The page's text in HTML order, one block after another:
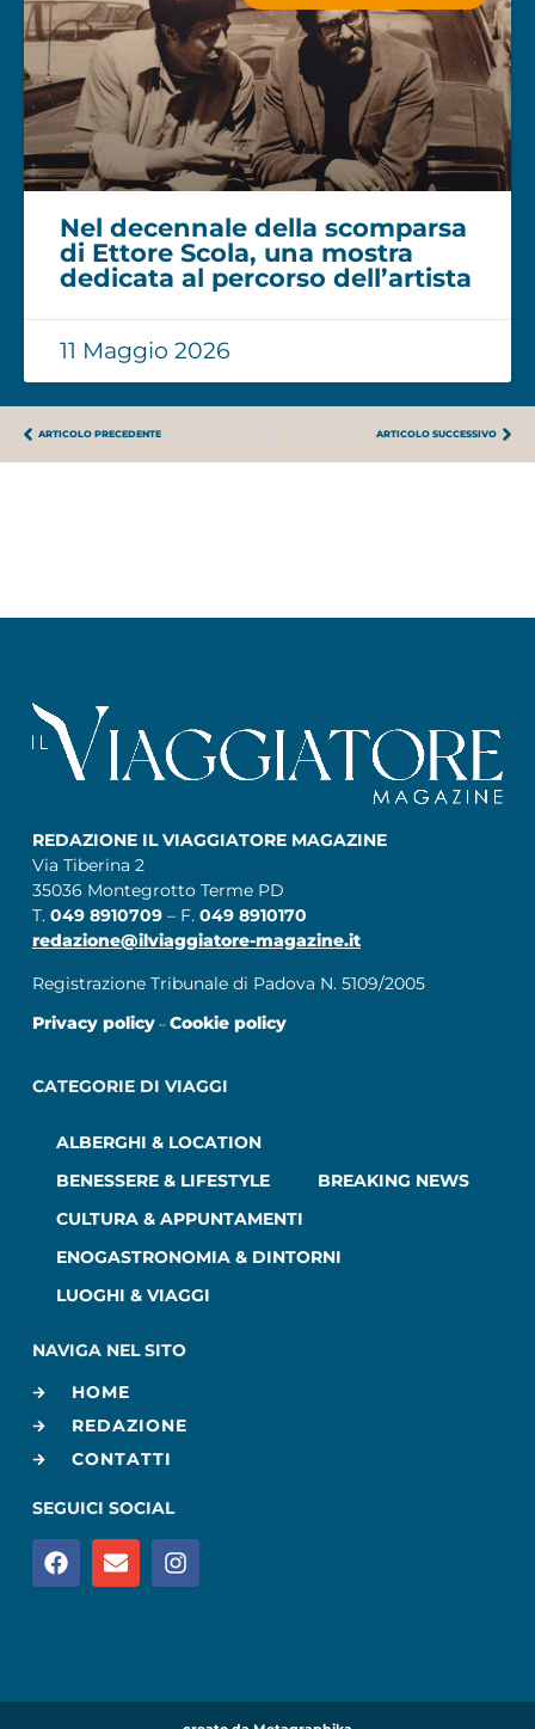
Nel decennale della scomparsa
di Ettore Scola, una mostra
dedicata al percorso dell’artista
11 Maggio 2026
ARTICOLO PRECEDENTE ARTICOLO SUCCESSIVO
REDAZIONE IL VIAGGIATORE MAGAZINE
Via Tiberina 2
35036 Montegrotto Terme PD
T. 049 8910709 – F. 049 8910170
redazione@ilviaggiatore-magazine.it
Registrazione Tribunale di Padova N. 5109/2005
Privacy policy– Cookie policy
CATEGORIE DI VIAGGI
ALBERGHI & LOCATION
BENESSERE & LIFESTYLE
BREAKING NEWS
CULTURA & APPUNTAMENTI
ENOGASTRONOMIA & DINTORNI
LUOGHI & VIAGGI
NAVIGA NEL SITO
HOME
REDAZIONE
CONTATTI
SEGUICI SOCIAL